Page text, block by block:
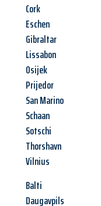
Cork
Eschen
Gibraltar
Lissabon
Osijek
Prijedor
San Marino
Schaan
Sotschi
Thorshavn
Vilnius
Balti
Daugavpils